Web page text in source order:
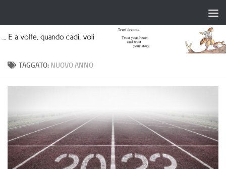
TAGGATO: NUOVO ANNO